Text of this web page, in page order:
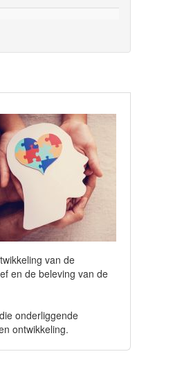
van de
en de beleving van de
onderliggende
ontwikkeling.